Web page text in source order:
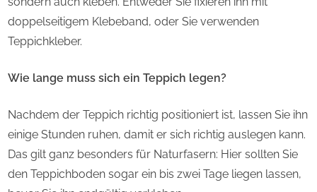
doppelseitigem Klebeband, oder Sie verwenden
Teppichkleber.
Wie lange muss sich ein Teppich legen?
Nachdem der Teppich richtig positioniert ist, lassen Sie ihn
einige Stunden ruhen, damit er sich richtig auslegen kann.
Das gilt ganz besonders für Naturfasern: Hier sollten Sie
den Teppichboden sogar ein bis zwei Tage liegen lassen,